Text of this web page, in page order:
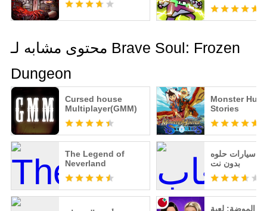
محتوى مشابه لـ Brave Soul: Frozen
Dungeon
Cursed house
Multiplayer(GMM)
Monster
Stories
The Legend of
Neverland
سيارات حلوه
بدون نت
الموضة: لعبة